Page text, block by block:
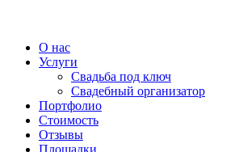
О нас
Услуги
Свадьба под ключ
Свадебный организатор
Портфолио
Стоимость
Отзывы
Площадки